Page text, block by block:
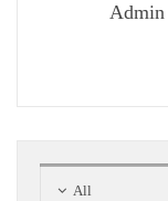
Admin
All